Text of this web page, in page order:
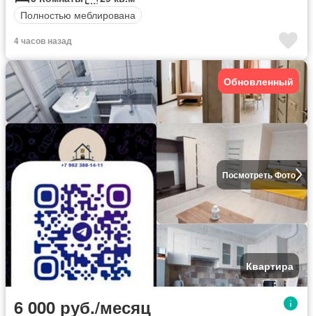
Полностью меблирована
4 часов назад
Посмотреть Фото
Обновленный
Квартира
6 000 руб./месяц